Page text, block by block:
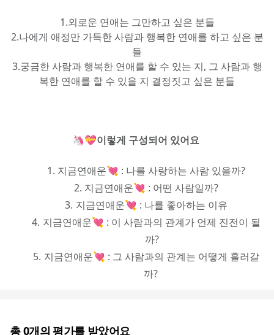
1.외로운 연애는 그만하고 싶은 분들
2.나에게 애정만 가득한 사람과 행복한 연애를 하고 싶은 분
들
3.궁금한 사람과 행복한 연애를 할 수 있는 지, 그 사람과 행
복한 연애를 할 수 있을 지 결정짓고 싶은 분들
🦄💝이렇게 구성되어 있어요
지금연애운💘 : 나를 사랑하는 사람 있을까?
지금연애운💘 : 어떤 사람일까?
지금연애운💘 : 나를 좋아하는 이유
지금연애운💘 : 이 사람과의 관계가 언제 진전이 될
까?
지금연애운💘 : 그 사람과의 관계는 어떻게 흘러갈
까?
총0개의 평가를 받았어요